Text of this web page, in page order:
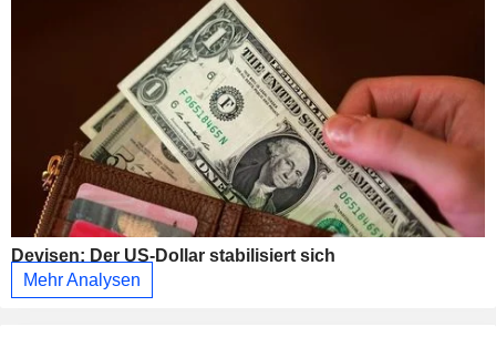
Devisen: Der US-Dollar stabilisiert sich
Mehr Analysen